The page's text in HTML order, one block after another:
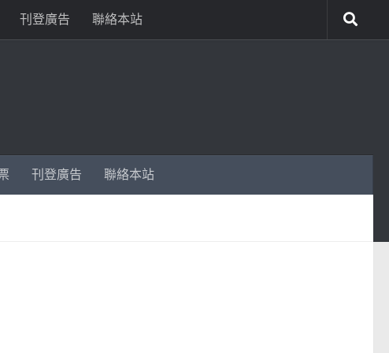
刊登廣告 聯絡本站
刊登廣告 聯絡本站